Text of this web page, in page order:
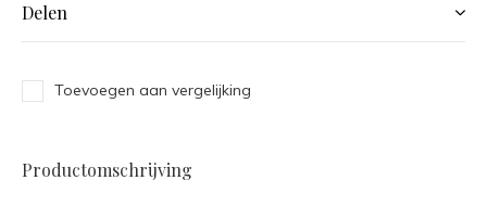
Delen
Toevoegen aan vergelijking
Productomschrijving